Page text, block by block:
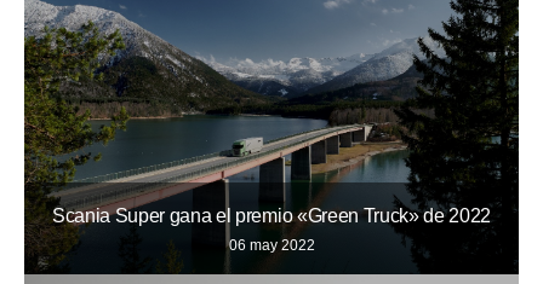
Scania Super gana el premio «Green Truck» de 2022
06 may 2022